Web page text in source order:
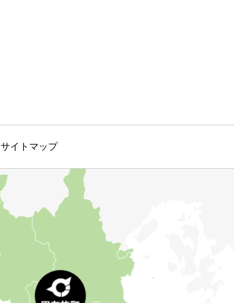
サイトマップ